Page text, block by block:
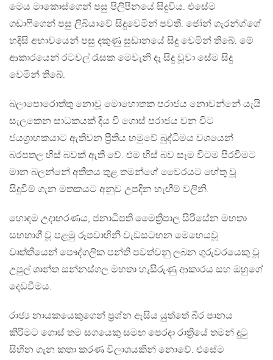
මෙය මාකොස්ගෙන් පසු පිලිපීනයේ සිදුවිය. එසේම
ගඩාෆිගෙන් පසු ලිබියාවේ සිදුවෙමින් පවතී. ජෝන් ගැරන්ග්ගේ
හදිසි අභාවයෙන් පසු දකුණු සුඩානයේ සිදු වෙමින් තිබේ. මේ
ආකාරයෙන් රටවල් රැසක මෙවැනි දෑ සිදු වූවා සේම සිදු
වෙමින් තිබේ.
බලාපොරොත්තු නොවූ මොහොතක පරාජය නොවන්නේ යැයි
සැලකෙන සාධකයක් දිය වී ගොස් පරාජය වන විට
ජයග්‍රාහකයාට ඇතිවන ප්‍රීතිය හමුවේ බුද්ධිමය වශයෙන්
බරපතල හිස් බවක් ඇති වේ. එම හිස් බව සෑම විටම පිරවීමට
මාන බලන්නේ අතීතය තුළ තමන්ගේ වෛරයට හේතු වූ
සිදුවීම් ගැන මතකයට අනුව උපදින හැඟීම් වලිනි.
හොඳම උදාහරණය, ජනාධිපති මෛත්‍රිපාල සිරිසේන මහතා
සහභාගී වූ පළමු රූපවාහිනී වැඩසටහන මෙහෙයවූ
වෘත්තීයෙන් පෞද්ගලික පන්ති පවත්වනු ලබන ගුරුවරයෙකු වූ
උපුල් ශාන්ත සන්නස්ගල මහතා හැසිරුණු ආකාරය සහ ඔහුගේ
දෙඩවීමය.
රාජ්‍ය නායකයෙකුගෙන් ප්‍රශ්න ඇසිය යුත්තේ බීර පානය
කිරීමට ගොස් තම සගයෙකු සමඟ පෙරදා රාත්‍රියේ තමන් දුටු
සිහින ගැන කතා කරණ විලාශයකින් නොවේ. එසේම